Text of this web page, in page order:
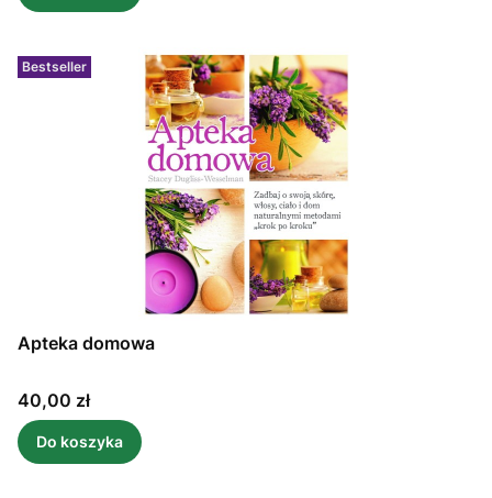
Bestseller
Apteka domowa
Cena
40,00 zł
Do koszyka